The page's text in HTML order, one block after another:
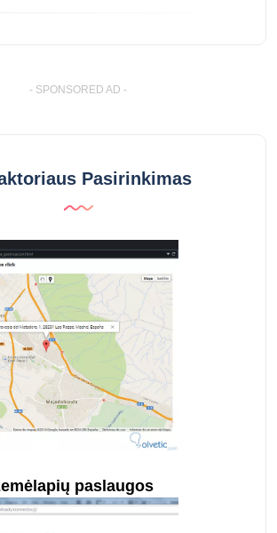
- SPONSORED AD -
Pasirinkimas
paslaugos